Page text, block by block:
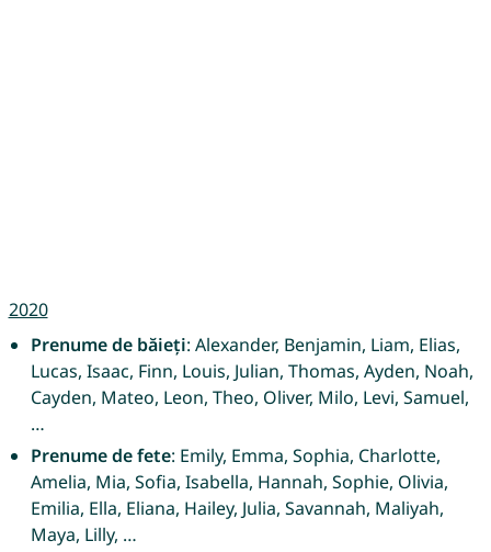
2020
Prenume de băieți: Alexander, Benjamin, Liam, Elias,
Lucas, Isaac, Finn, Louis, Julian, Thomas, Ayden, Noah,
Cayden, Mateo, Leon, Theo, Oliver, Milo, Levi, Samuel,
…
Prenume de fete: Emily, Emma, Sophia, Charlotte,
Amelia, Mia, Sofia, Isabella, Hannah, Sophie, Olivia,
Emilia, Ella, Eliana, Hailey, Julia, Savannah, Maliyah,
Maya, Lilly, …